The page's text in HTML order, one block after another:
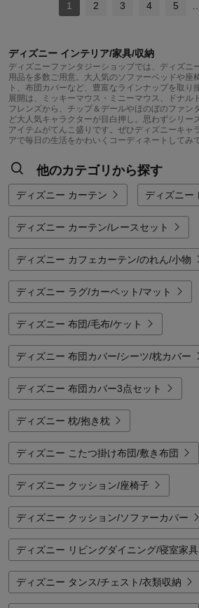
1 2 3 4 5
ディズニー インテリア/家具/収納
ディズニーファンタジーショップでは、ディズニ
用品を多数ご用意。大人気のソファーベッドや座
ト、布団カバーなど、豊富なラインナップを取り
展開は、ミッキーマウス・ミニーマウス、ドナル
フレンズから、チップ＆デールやほのぼのファン
ど大人気キャラクターが目白押し。思わずシリー
アイテムがてんこ盛りです。ぜひディズニーキャ
アで毎日の生活をかわいくコーディネートしてみ
他のカテゴリから探す
ディズニー カーテン ディズニー
ディズニー カーテン/レースセット
ディズニー カフェカーテン/のれん/小物
ディズニー ラグ/カーペット/マット
ディズニー 布団/毛布/ケット
ディズニー 布団カバー/シーツ/枕カバー
ディズニー 布団カバー3点セット
ディズニー 枕/抱き枕
ディズニー こたつ掛け布団/敷き布団
ディズニー クッション/座椅子
ディズニー クッション/ソファーカバー
ディズニー リビングダイニング/寝室家具
ディズニー タンス/チェスト/衣類収納